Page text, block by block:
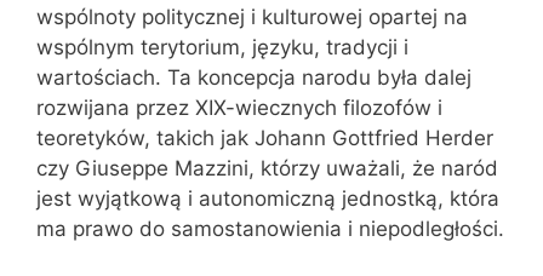
wspólnoty politycznej i kulturowej opartej na
wspólnym terytorium, języku, tradycji i
wartościach. Ta koncepcja narodu była dalej
rozwijana przez XIX-wiecznych filozofów i
teoretyków, takich jak Johann Gottfried Herder
czy Giuseppe Mazzini, którzy uważali, że naród
jest wyjątkową i autonomiczną jednostką, która
ma prawo do samostanowienia i niepodległości.